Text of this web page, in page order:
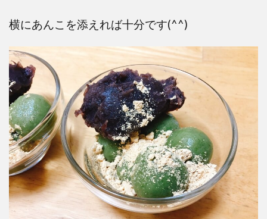
横にあんこを添えれば十分です(^^)